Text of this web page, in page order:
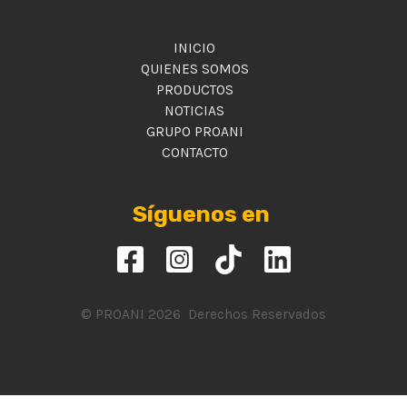
INICIO
QUIENES SOMOS
PRODUCTOS
NOTICIAS
GRUPO PROANI
CONTACTO
Síguenos en
© PROANI 2026 Derechos Reservados